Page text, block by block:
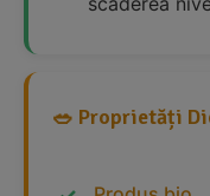
🥗 Proprietăți